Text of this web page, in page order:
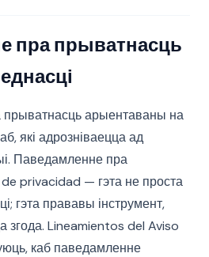
пра прыватнасць
прыватнасць арыентаваны на
які адрозніваецца ад
Паведамленне пра
privacidad — гэта не проста
гэта прававы інструмент,
згода. Lineamientos del Aviso
каб паведамленне